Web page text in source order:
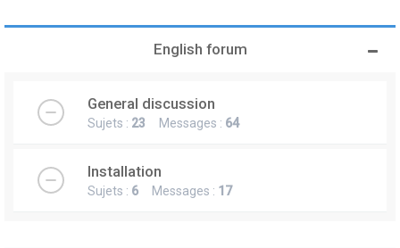
English forum
General discussion
Sujets : 23 Messages : 64
Installation
Sujets : 6 Messages : 17